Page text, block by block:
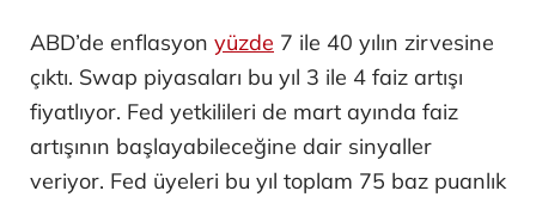
ABD’de enflasyon yüzde 7 ile 40 yılın zirvesine
çıktı. Swap piyasaları bu yıl 3 ile 4 faiz artışı
fiyatlıyor. Fed yetkilileri de mart ayında faiz
artışının başlayabileceğine dair sinyaller
veriyor. Fed üyeleri bu yıl toplam 75 baz puanlık